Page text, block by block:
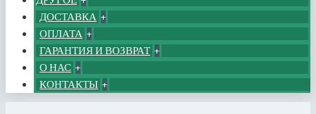
ДОСТАВКА +
ОПЛАТА +
ГАРАНТИЯ И ВОЗВРАТ +
О НАС +
КОНТАКТЫ +